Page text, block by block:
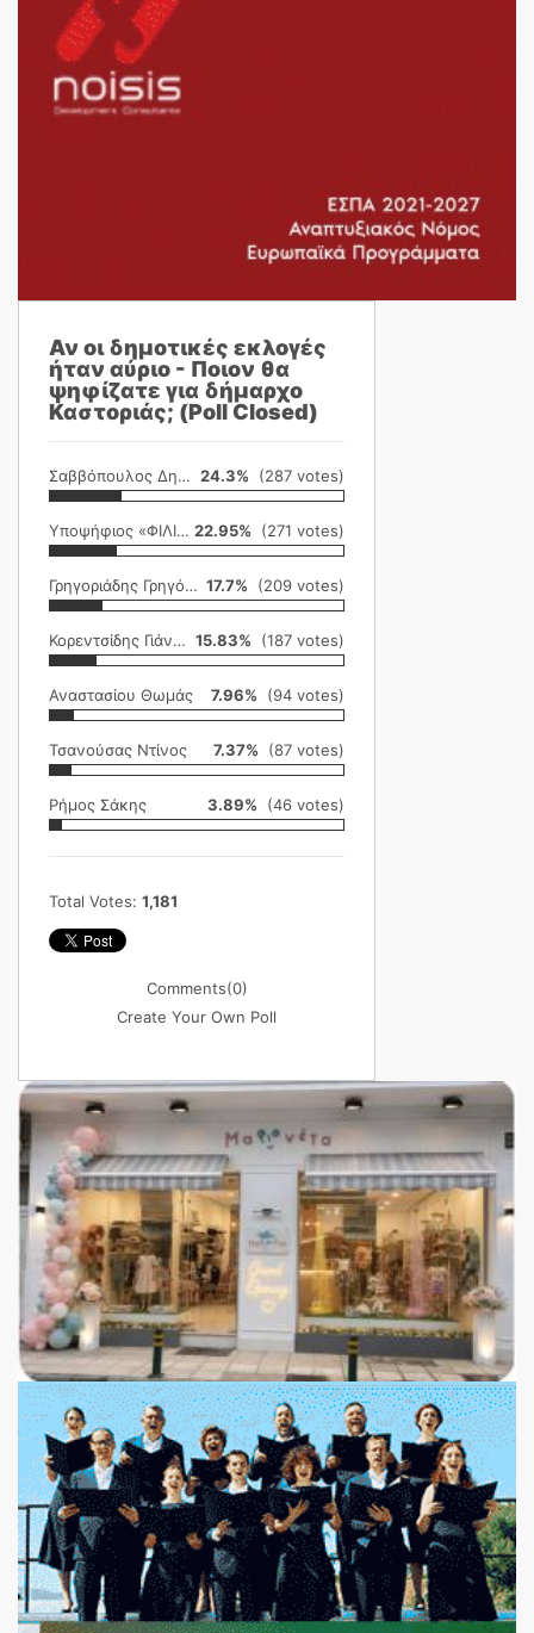
Αν οι δημοτικές εκλογές
ήταν αύριο - Ποιον θα
ψηφίζατε για δήμαρχο
Καστοριάς; (Poll Closed)
Σαββόπουλος Δημήτρης 24.3% (287 votes)
Υποψήφιος «ΦΙΛΙΚΗ ΕΤΑΙΡΕΙΑ» 22.95% (271 votes)
Γρηγοριάδης Γρηγόρης 17.7% (209 votes)
Κορεντσίδης Γιάννης 15.83% (187 votes)
Αναστασίου Θωμάς 7.96% (94 votes)
Τσανούσας Ντίνος 7.37% (87 votes)
Ρήμος Σάκης 3.89% (46 votes)
Total Votes: 1,181
Comments(0)
Create Your Own Poll